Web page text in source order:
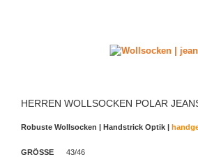
HERREN WOLLSOCKEN POLAR
Robuste Wollsocken | Handstrick Optik |
GRÖSSE 43/46